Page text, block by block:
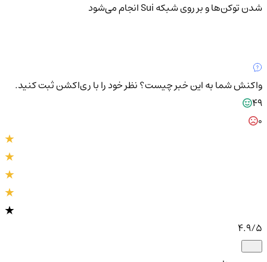
شدن توکن‌ها و بر روی شبکه Sui انجام می‌شود
واکنش شما به این خبر چیست؟نظر خود را با ری‌اکشن ثبت کنید.
49
4.9/5